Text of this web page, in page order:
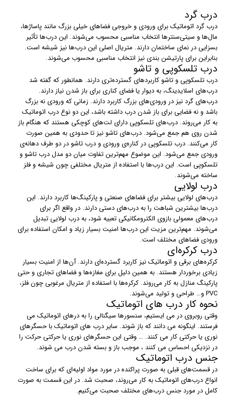
درب گرد
درب‌ گرد اتوماتیک برای ورودی و خروجی فضاهای خیلی بزرگ مانند پاساژ‌ها،
مال‌ها و سیتی‌سنترها انتخاب مناسبی محسوب می‌شوند. این درب‌ها تأثیر
بسزایی در نمای ساختمان دارند. متریال اصلی این درب‌ها نیز شیشه است.
بنابراین برای پارتیشن بندی نیز انتخاب مناسبی محسوب می‌شوند.
درب تلسکوپی و تاشو
درب‌ تلسکوپی و تاشو کاربردهای گسترده‌تری دارند. همانطور که گفته شد
درب‌های اسلایدینگ، به دیوار یا فضای کناری برای باز شدن نیاز دارند.
درب‌های گرد نیز در ورودی‌های بزرگ کاربرد دارند. زمانی که ورودی نه بزرگ
باشد و نه فضایی برای باز شدن درب داشته باشد، این دو نوع درب اتوماتیک
به کار می‌روند. درب‌های تلسکوپی دارای لت‌های کوچکی هستند که هنگام باز
شدن روی هم جمع می‌شود. درب‌های تاشو نیز تا حدودی به همین صورت
کار می‌کنند. درب تلسکوپی در کناره‌ی ورودی و درب تاشو در دو طرف دهانه‌ی
ورودی جمع می‌شود. این موضوع مهم‌ترین تفاوت میان دو مدل درب تاشو و
تلسکوپی است. این درب‌ها با استفاده از متریال مختلفی چون شیشه و فلز
ساخته می‌شوند.
درب لولایی
درب‌های لولایی بیشتر برای فضاهای صنعتی و پارکینگ‌ها کاربرد دارند. این
درب‌ها بیشترین شباهت را به درب‌های دستی دارند. در واقع اگر برای
درب‌های معمولی بازوی الکترومکانیکی تعبیه شود، به درب لولایی تبدیل
می‌شوند. مهم‌ترین مزیت این درب‌ها امنیت بسیار زیاد و امکان استفاده برای
ورودی فضاهای مختلف است.
درب کرکره‌ای
کرکره‌های برقی و اتوماتیک نیز کاربرد گسترده‌ای دارند. آن‌ها از امنیت بسیار
زیادی برخوردار هستند. به همین دلیل برای مغازه‌ها و فضاهای تجاری و حتی
پارکینگ منازل به کار می‌روند. کرکره‌ها با استفاده از متریال مرغوبی چون فلز،
PVC و… طراحی و تولید می‌شوند.
نحوه کار درب های اتوماتیک
وقتی روبروی در می ایستیم، سنسورها سیگنالی را به درهای اتوماتیک می
فرستند. اینگونه می دانند که باز شوند. سایر درب های اتوماتیک با حسگرهای
نوری یا حرکتی کار می کنند. … وقتی این حسگرهای نوری یا حرکتی حرکت را
در نزدیکی احساس می کنند ، موجب باز و بسته شدن درب می شوند.
جنس درب اتوماتیک
در قسمت‌های قبلی به صورت پراکنده در مورد مواد اولیه‌ای که برای ساخت
انواع درب‌های اتوماتیک به کار می‌روند،‌ صحبت شد. در این قسمت به صورت
کامل در مورد جنس درب‌های مختلف صحبت می‌کنیم.